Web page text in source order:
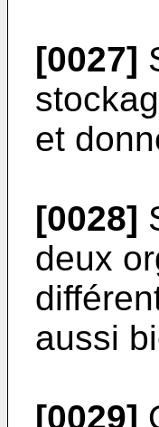
[0027]
et
[0028]
deux
aussi
[0029]